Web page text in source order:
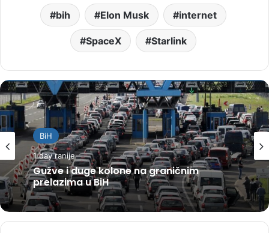
bih Elon Musk internet
SpaceX Starlink
BiH
1 day ranije
Gužve i duge kolone na graničnim
prelazima u BiH